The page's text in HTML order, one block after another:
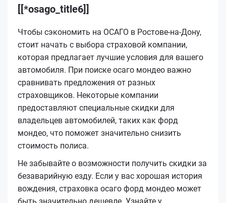
[[*osago_title6]]
Чтобы сэкономить на ОСАГО в Ростове-на-Дону,
стоит начать с выбора страховой компании,
которая предлагает лучшие условия для вашего
автомобиля. При поиске осаго мондео важно
сравнивать предложения от разных
страховщиков. Некоторые компании
предоставляют специальные скидки для
владельцев автомобилей, таких как форд
мондео, что поможет значительно снизить
стоимость полиса.
Не забывайте о возможности получить скидки за
безаварийную езду. Если у вас хорошая история
вождения, страховка осаго форд мондео может